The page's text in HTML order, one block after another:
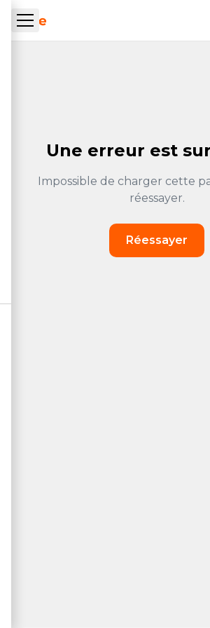
Skip to main content
Une erreur est
Impossible de charger cette
réessayer.
Réessayer